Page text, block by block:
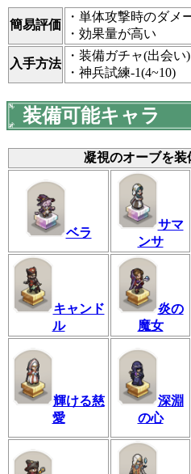
簡易評価
・単体攻撃時のダメ
・効果量が高い
入手方法
・装備ガチャ(出会い)
・神兵試練-1(4~10)
装備可能キャラ
凝視のオーブを装
ベラ
サマ
ンサ
キャンド
ル
炎の
魔女
輝ける慈
愛
深淵
の心